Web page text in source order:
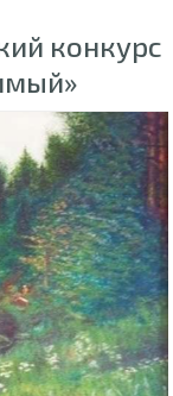
конкурс